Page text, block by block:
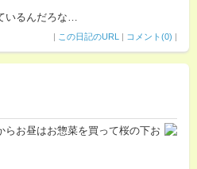
いるんだろな…
| この日記のURL | コメント(0) |
らお昼はお惣菜を買って桜の下お